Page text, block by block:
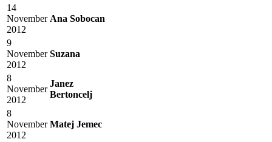
14
November
2012
Ana Sobocan
9
November
2012
Suzana
8
November
2012
Janez
Bertoncelj
8
November
2012
Matej Jemec